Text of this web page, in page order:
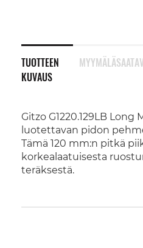
TUOTTEEN
KUVAUS
Gitzo G1220.129LB
luotettavan pidon
Tämä 120 mm:n pitkä
korkealaatuisesta
teräksestä.